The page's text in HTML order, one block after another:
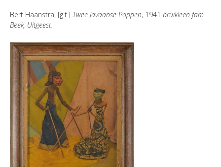
Bert Haanstra, [g.t.] Twee Javaanse Poppen, 1941 bruikleen fam
Beek, Uitgeest.